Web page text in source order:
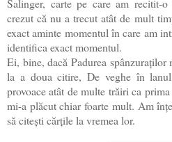
crezut că nu a trecut atât de mult
exact aminte momentul în care am
identifica exact momentul.
Ei, bine, dacă Padurea
la a doua citire, De veghe în
provoace atât de multe trăiri ca
mi-a plăcut chiar foarte mult. Am
să citești cărțile la vremea lor.